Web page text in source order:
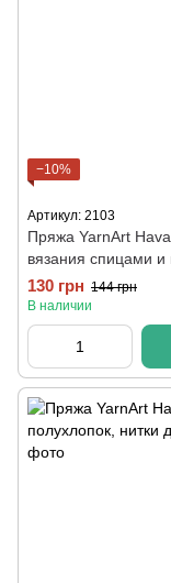
−10%
Артикул: 2103
Пряжа YarnArt
вязания спицами и
130 грн 144 грн
В наличии